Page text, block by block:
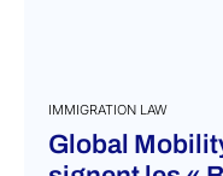
IMMIGRATION LAW
Global